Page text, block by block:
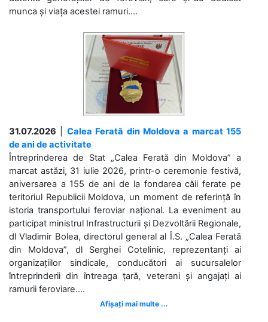
munca și viața acestei ramuri....
31.07.2026
Calea Ferată din Moldova a marcat 155
de ani de activitate
Întreprinderea de Stat „Calea Ferată din Moldova” a
marcat astăzi, 31 iulie 2026, printr-o ceremonie festivă,
aniversarea a 155 de ani de la fondarea căii ferate pe
teritoriul Republicii Moldova, un moment de referință în
istoria transportului feroviar național. La eveniment au
participat ministrul Infrastructurii și Dezvoltării Regionale,
dl Vladimir Bolea, directorul general al Î.S. „Calea Ferată
din Moldova”, dl Serghei Cotelinic, reprezentanți ai
organizațiilor sindicale, conducători ai sucursalelor
întreprinderii din întreaga țară, veterani și angajați ai
ramurii feroviare....
Afișați mai multe ...